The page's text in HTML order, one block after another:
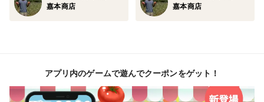
されています。
能です。
一玉ずつ確認しながら一番食べ頃で収穫し出荷していま
嘉本商店 嘉本商店
アプリ内のゲームで遊んでクーポンをゲット！